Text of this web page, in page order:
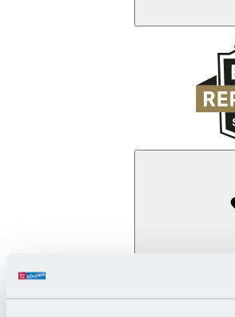
Alle Live-Infos